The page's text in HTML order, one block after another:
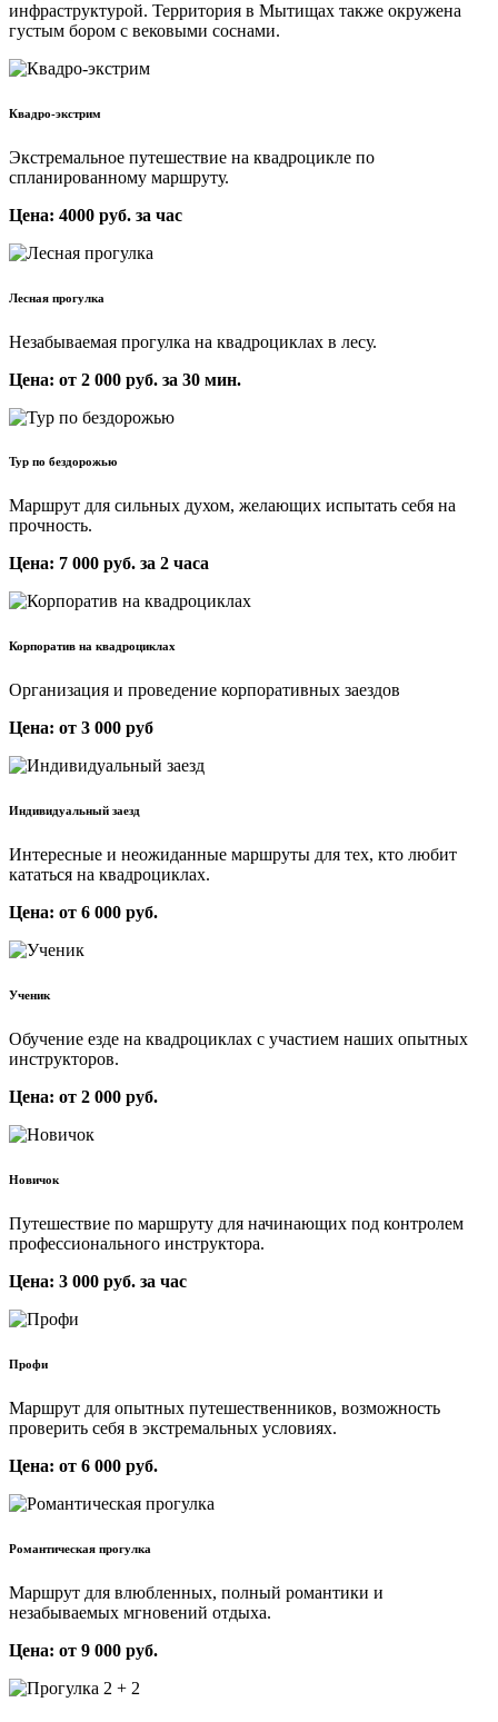
инфраструктурой. Территория в Мытищах также окружена
густым бором с вековыми соснами.
Квадро-экстрим
Экстремальное путешествие на квадроцикле по
спланированному маршруту.
Цена: 4000 руб. за час
Лесная прогулка
Незабываемая прогулка на квадроциклах в лесу.
Цена: от 2 000 руб. за 30 мин.
Тур по бездорожью
Маршрут для сильных духом, желающих испытать себя на
прочность.
Цена: 7 000 руб. за 2 часа
Корпоратив на квадроциклах
Организация и проведение корпоративных заездов
Цена: от 3 000 руб
Индивидуальный заезд
Интересные и неожиданные маршруты для тех, кто любит
кататься на квадроциклах.
Цена: от 6 000 руб.
Ученик
Обучение езде на квадроциклах с участием наших опытных
инструкторов.
Цена: от 2 000 руб.
Новичок
Путешествие по маршруту для начинающих под контролем
профессионального инструктора.
Цена: 3 000 руб. за час
Профи
Маршрут для опытных путешественников, возможность
проверить себя в экстремальных условиях.
Цена: от 6 000 руб.
Романтическая прогулка
Маршрут для влюбленных, полный романтики и
незабываемых мгновений отдыха.
Цена: от 9 000 руб.